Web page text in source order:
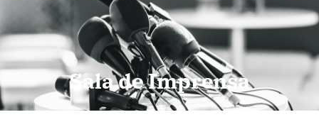
Sala de Imprensa